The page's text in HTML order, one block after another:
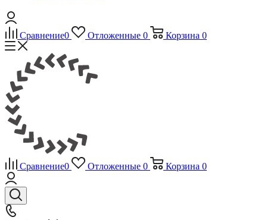
Сравнение0 Отложенные 0 Корзина 0
Сравнение0 Отложенные 0 Корзина 0